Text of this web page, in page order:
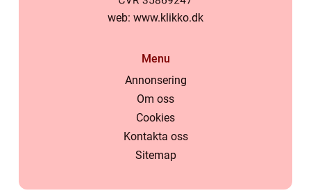
web: www.klikko.dk
Menu
Annonsering
Om oss
Cookies
Kontakta oss
Sitemap